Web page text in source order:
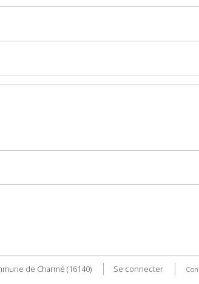
de Charmé (16140) Se connecter